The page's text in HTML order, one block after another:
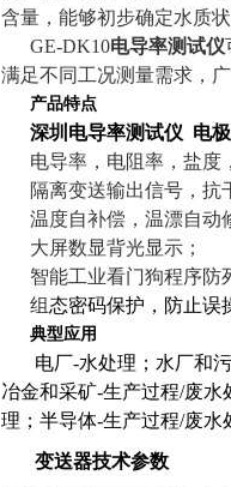
含量，能够初步确定水质
GE-DK10电导率测试仪
满足不同工况测量需求，
产品特点
深圳电导率测试仪 电
电导率，电阻率，盐度
隔离变送输出信号，抗
温度自补偿，温漂自动
大屏数显背光显示；
智能工业看门狗程序防
组 态密码保护，防止误
典型应用
电厂-水处理；水厂和
冶金和采矿-生产过程/废
理；半导体-生产过程/废
变送器技术参数